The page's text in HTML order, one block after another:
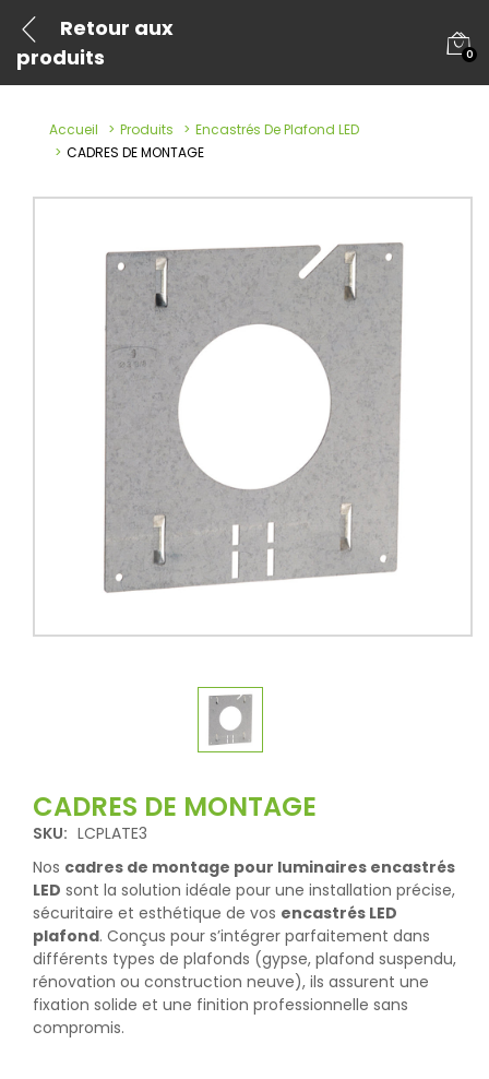
Retour aux
produits
0
Accueil Produits
Encastrés De Plafond LED
CADRES DE MONTAGE
CADRES DE MONTAGE
SKU: LCPLATE3
Nos cadres de montage pour luminaires encastrés
LED sont la solution idéale pour une installation précise,
sécuritaire et esthétique de vos encastrés LED
plafond. Conçus pour s’intégrer parfaitement dans
différents types de plafonds (gypse, plafond suspendu,
rénovation ou construction neuve), ils assurent une
fixation solide et une finition professionnelle sans
compromis.